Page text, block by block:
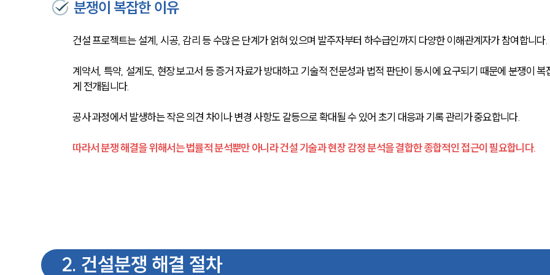
분쟁이 복잡한 이유
건설 프로젝트는 설계, 시공, 감리 등 수많은 단계가 얽혀 있으며 발주자부터 하수급인까지 다양한 이해관계자가 참여합니다.
계약서, 특약, 설계도, 현장 보고서 등 증거 자료가 방대하고 기술적 전문성과 법적 판단이 동시에 요구되기 때문에 분쟁이 복
게 전개됩니다.
공사 과정에서 발생하는 작은 의견 차이나 변경 사항도 갈등으로 확대될 수 있어 초기 대응과 기록 관리가 중요합니다.
따라서 분쟁 해결을 위해서는 법률적 분석뿐만 아니라 건설 기술과 현장 감정 분석을 결합한 종합적인 접근이 필요합니다.
2. 건설분쟁 해결 절차